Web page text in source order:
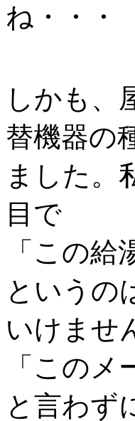
ね・・・
しかも、
替機器の
ました。
目で
「この
というの
いけませ
「この
と言わず